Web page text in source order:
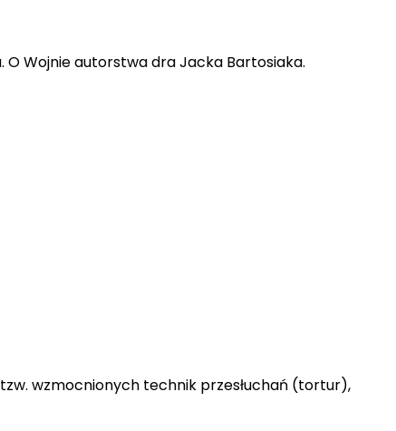
O Wojnie autorstwa dra Jacka Bartosiaka.
wzmocnionych technik przesłuchań (tortur),